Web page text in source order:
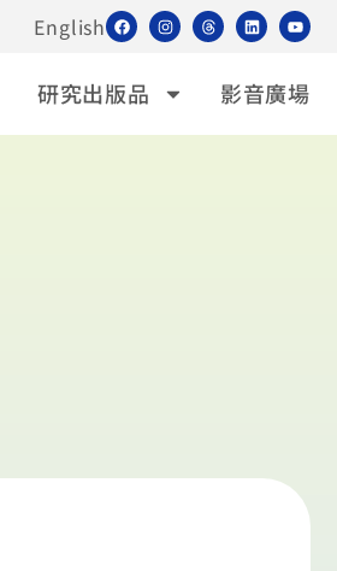
English
研究出版品 影音廣場